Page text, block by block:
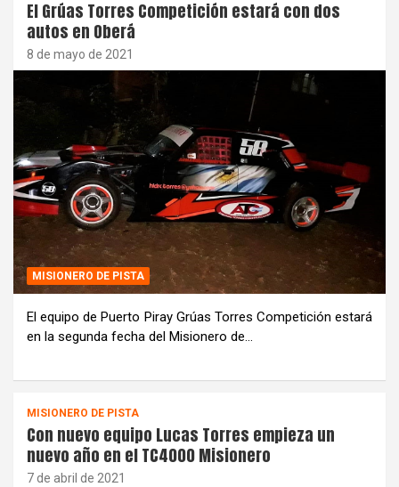
El Grúas Torres Competición estará con dos
autos en Oberá
8 de mayo de 2021
MISIONERO DE PISTA
El equipo de Puerto Piray Grúas Torres Competición estará
en la segunda fecha del Misionero de…
MISIONERO DE PISTA
Con nuevo equipo Lucas Torres empieza un
nuevo año en el TC4000 Misionero
7 de abril de 2021